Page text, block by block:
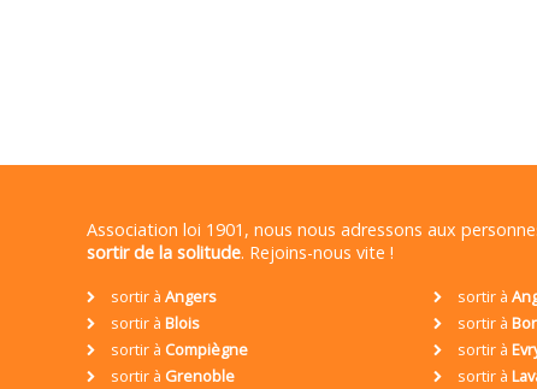
Association loi 1901, nous nous adressons aux
sortir de la solitude. Rejoins-nous vite !
sortir à Angers sortir à
sortir à Blois sortir à
sortir à Compiègne sortir à
sortir à Grenoble sortir à